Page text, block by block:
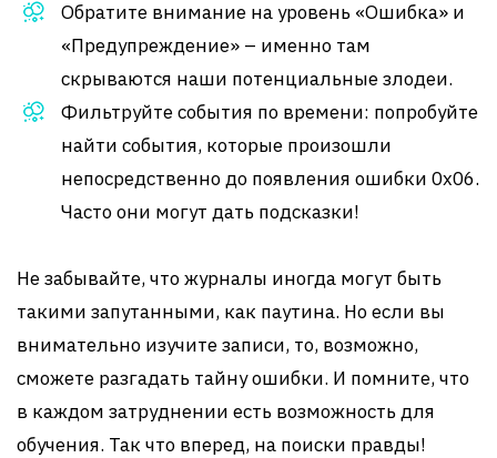
Обратите внимание на уровень «Ошибка» и
«Предупреждение» – именно там
скрываются наши потенциальные злодеи.
Фильтруйте события по времени: попробуйте
найти события, которые произошли
непосредственно до появления ошибки 0x06.
Часто они могут дать подсказки!
Не забывайте, что журналы иногда могут быть
такими запутанными, как паутина. Но если вы
внимательно изучите записи, то, возможно,
сможете разгадать тайну ошибки. И помните, что
в каждом затруднении есть возможность для
обучения. Так что вперед, на поиски правды!